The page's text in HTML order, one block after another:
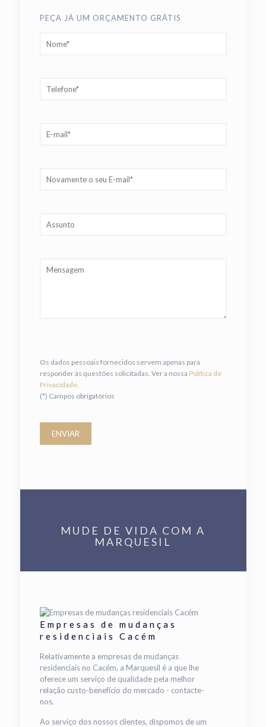
PEÇA JÁ UM ORÇAMENTO GRÁTIS
Os dados pessoais fornecidos servem apenas para
responder às questões solicitadas. Ver a nossa Política de
Privacidade.
(*) Campos obrigatórios
MUDE DE VIDA COM A
MARQUESIL
Empresas de mudanças
residenciais Cacém
Relativamente a empresas de mudanças
residenciais no Cacém, a Marquesil é a que lhe
oferece um serviço de qualidade pela melhor
relação custo-benefício do mercado - contacte-
nos.
Ao serviço dos nossos clientes, dispomos de um